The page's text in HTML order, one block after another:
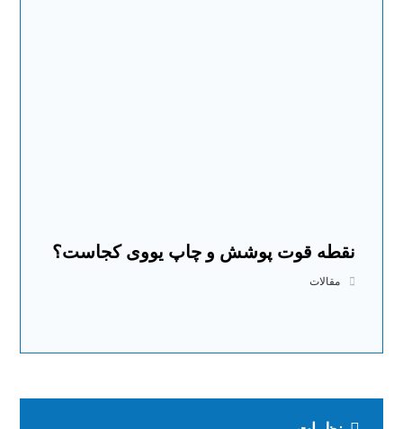
نقطه قوت پوشش و چاپ یووی کجاست؟
مقالات